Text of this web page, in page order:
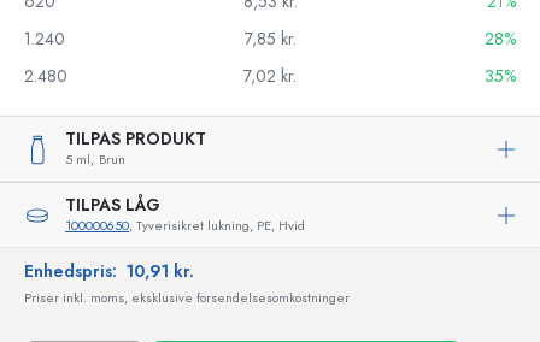
1.240
7,85 kr.
28%
2.480
7,02 kr. 35%
TILPAS PRODUKT
5 ml, Brun
TILPAS LÅG
100000650, Tyverisikret lukning, PE, Hvid
Enhedspris: 10,91 kr.
Priser inkl. moms, eksklusive forsendelsesomkostninger